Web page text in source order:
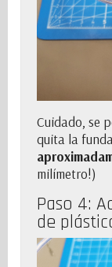
Cuidado, se
quita la
milímetro!)
Paso 4:
de